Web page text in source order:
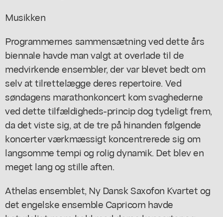
Musikken
Programmernes sammensætning ved dette års
biennale havde man valgt at overlade til de
medvirkende ensembler, der var blevet bedt om
selv at tilrettelægge deres repertoire. Ved
søndagens marathonkoncert kom svaghederne
ved dette tilfældigheds-princip dog tydeligt frem,
da det viste sig, at de tre på hinanden følgende
koncerter værkmæssigt koncentrerede sig om
langsomme tempi og rolig dynamik. Det blev en
meget lang og stille aften.
Athelas ensemblet, Ny Dansk Saxofon Kvartet og
det engelske ensemble Capricorn havde